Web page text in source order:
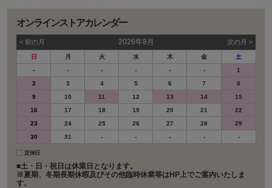
オンラインストアカレンダー
< 前の⽉ 2026年8月 次の⽉ >
日 月 火 水 木 金
土
-
- - - - -
1
2
3 4 5 6 7
8
9
10 11 12 13 14
15
16
17 18 19 20 21
22
23
24 25 26 27 28
29
30
31 - - - - -
定休日
■土・日・祝日は休業日となります。
※夏期、冬期長期休暇及びその他臨時休業等はHP上でご案内いたしま
す。